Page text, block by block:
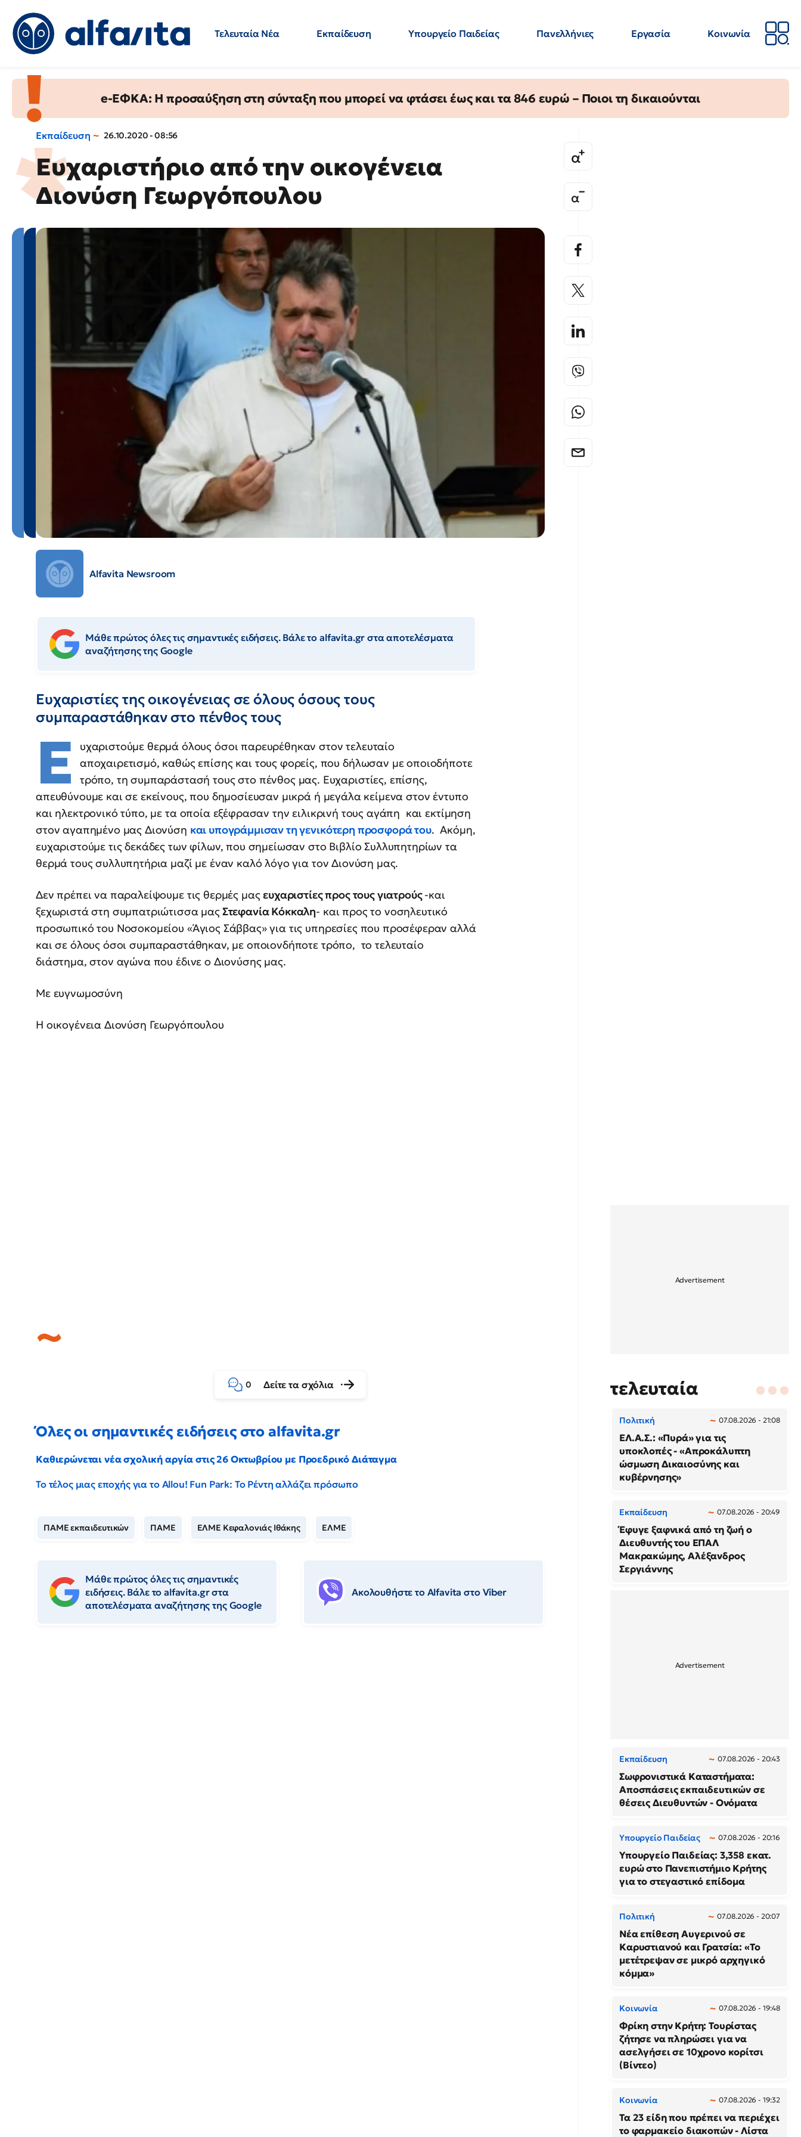
Τελευταία Νέα Εκπαίδευση Υπουργείο Παιδείας Πανελλήνιες Εργασία
Κοινωνία
e-ΕΦΚΑ: Η προσαύξηση στη σύνταξη που μπορεί να φτάσει έως και τα 846 ευρώ – Ποιοι τη δικαιούνται
Εκπαίδευση 26.10.2020 - 08:56
Ευχαριστήριο από την οικογένεια
Διονύση Γεωργόπουλου
Alfavita Newsroom
Μάθε πρώτος όλες τις σημαντικές ειδήσεις. Βάλε το alfavita.gr στα αποτελέσματα
αναζήτησης της Google
Ευχαριστίες της οικογένειας σε όλους όσους τους
συμπαραστάθηκαν στο πένθος τους
Ε
υχαριστούμε θερμά όλους όσοι παρευρέθηκαν στον τελευταίο
αποχαιρετισμό, καθώς επίσης και τους φορείς, που δήλωσαν με οποιοδήποτε
τρόπο, τη συμπαράστασή τους στο πένθος μας. Ευχαριστίες, επίσης,
απευθύνουμε και σε εκείνους, που δημοσίευσαν μικρά ή μεγάλα κείμενα στον έντυπο
και ηλεκτρονικό τύπο, με τα οποία εξέφρασαν την ειλικρινή τους αγάπη και εκτίμηση
στον αγαπημένο μας Διονύση και υπογράμμισαν τη γενικότερη προσφορά του. Ακόμη,
ευχαριστούμε τις δεκάδες των φίλων, που σημείωσαν στο Βιβλίο Συλλυπητηρίων τα
θερμά τους συλλυπητήρια μαζί με έναν καλό λόγο για τον Διονύση μας.
Δεν πρέπει να παραλείψουμε τις θερμές μαςευχαριστίες προς τους γιατρούς-και
ξεχωριστά στη συμπατριώτισσα μαςΣτεφανία Κόκκαλη- και προς το νοσηλευτικό
προσωπικό του Νοσοκομείου «Άγιος Σάββας» για τις υπηρεσίες που προσέφεραν αλλά
και σε όλους όσοι συμπαραστάθηκαν, με οποιονδήποτε τρόπο, το τελευταίο
διάστημα, στον αγώνα που έδινε ο Διονύσης μας.
Με ευγνωμοσύνη
Η οικογένεια Διονύση Γεωργόπουλου
0 Δείτε τα σχόλια
Όλες οι σημαντικές ειδήσεις στο alfavita.gr
Καθιερώνεται νέα σχολική αργία στις 26 Οκτωβρίου με Προεδρικό Διάταγμα
Το τέλος μιας εποχής για το Allou! Fun Park: Το Ρέντη αλλάζει πρόσωπο
ΠΑΜΕ εκπαιδευτικών ΠΑΜΕ ΕΛΜΕ Κεφαλονιάς Ιθάκης ΕΛΜΕ
Μάθε πρώτος όλες τις σημαντικές
ειδήσεις. Βάλε το alfavita.gr στα
αποτελέσματα αναζήτησης της Google
Ακολουθήστε το Αlfavita στο Viber
τελευταία
Πολιτική 07.08.2026 - 21:08
ΕΛ.Α.Σ.: «Πυρά» για τις
υποκλοπές - «Απροκάλυπτη
ώσμωση Δικαιοσύνης και
κυβέρνησης»
Εκπαίδευση 07.08.2026 - 20:49
Έφυγε ξαφνικά από τη ζωή ο
Διευθυντής του ΕΠΑΛ
Μακρακώμης, Αλέξανδρος
Σεργιάννης
Εκπαίδευση 07.08.2026 - 20:43
Σωφρονιστικά Καταστήματα:
Αποσπάσεις εκπαιδευτικών σε
θέσεις Διευθυντών - Ονόματα
Υπουργείο Παιδείας 07.08.2026 - 20:16
Υπουργείο Παιδείας: 3,358 εκατ.
ευρώ στο Πανεπιστήμιο Κρήτης
για το στεγαστικό επίδομα
Πολιτική 07.08.2026 - 20:07
Νέα επίθεση Αυγερινού σε
Καρυστιανού και Γρατσία: «Το
μετέτρεψαν σε μικρό αρχηγικό
κόμμα»
Κοινωνία 07.08.2026 - 19:48
Φρίκη στην Κρήτη: Τουρίστας
ζήτησε να πληρώσει για να
ασελγήσει σε 10χρονο κορίτσι
(Βίντεο)
Κοινωνία 07.08.2026 - 19:32
Τα 23 είδη που πρέπει να περιέχει
το φαρμακείο διακοπών - Λίστα